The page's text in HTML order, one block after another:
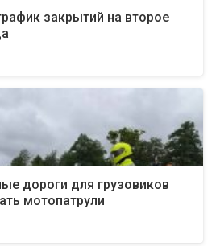
закрытий на второе
дороги для грузовиков
мотопатрули